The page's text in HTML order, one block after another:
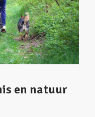
en natuur